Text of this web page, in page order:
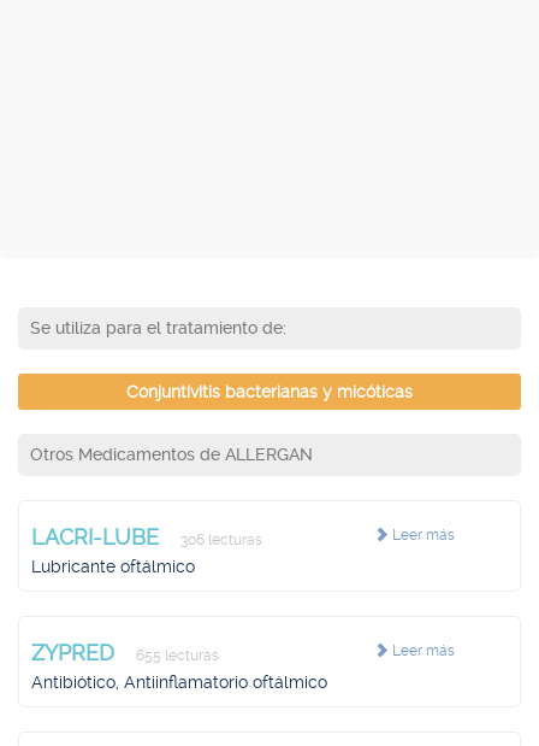
Se utiliza para el tratamiento de:
Conjuntivitis bacterianas y micóticas
Otros Medicamentos de ALLERGAN
Leer más
LACRI-LUBE 306 lecturas
Lubricante oftálmico
Leer más
ZYPRED 655 lecturas
Antibiótico, Antiinflamatorio oftálmico